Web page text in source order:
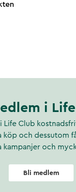
i
Life Club
köp och dessutom
kampanjer och
Bli medlem